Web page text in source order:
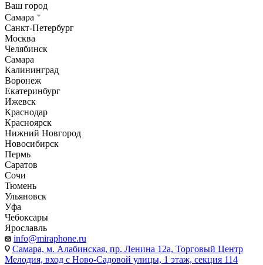
Ваш город
Самара
Санкт-Петербург
Москва
Челябинск
Самара
Калининград
Воронеж
Екатеринбург
Ижевск
Краснодар
Красноярск
Нижний Новгород
Новосибирск
Пермь
Саратов
Сочи
Тюмень
Ульяновск
Уфа
Чебоксары
Ярославль
info@miraphone.ru
Самара, м. Алабинская, пр. Ленина 12а, Торговый Центр
Мелодия, вход с Ново-Садовой улицы, 1 этаж, секция 114